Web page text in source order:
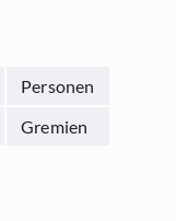
Personen
Gremien